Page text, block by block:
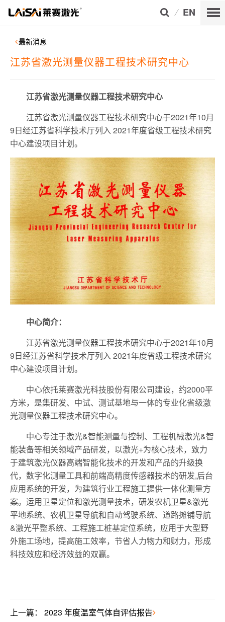
EN
最新消息
江苏省激光测量仪器工程技术研究中心
江苏省激光测量仪器工程技术研究中心
江苏省激光测量仪器工程技术研究中心于2021年10月
9日经江苏省科学技术厅列入 2021年度省级工程技术研究
中心建设项目计划。
中心简介：
江苏省激光测量仪器工程技术研究中心于2021年10月
9日经江苏省科学技术厅列入 2021年度省级工程技术研究
中心建设项目计划。
中心依托莱赛激光科技股份有限公司建设，约2000平
方米，是集研发、中试、测试基地与一体的专业化省级激
光测量仪器工程技术研究中心。
中心专注于激光&智能测量与控制、工程机械激光&智
能装备等相关领域产品研发，以激光+为核心技术，致力
于建筑激光仪器高端智能化技术的开发和产品的升级换
代，数字化测量工具和前端高精度传感器技术的研发,后台
应用系统的开发，为建筑行业工程施工提供一体化测量方
案。运用卫星定位和激光测量技术，研发农机卫星&激光
平地系统、农机卫星导航和自动驾驶系统、道路摊铺导航
&激光平整系统、工程施工桩基定位系统，应用于大型野
外施工场地，提高施工效率，节省人力物力和财力，形成
科技效应和经济效益的双赢。
上一篇： 2023 年度温室气体自评估报告